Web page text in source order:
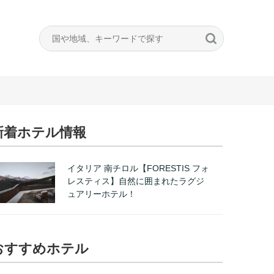
着ホテル情報
イタリア 南チロル【FORESTIS フォ
レスティス】自然に囲まれたラグジ
ュアリーホテル！
すすめホテル